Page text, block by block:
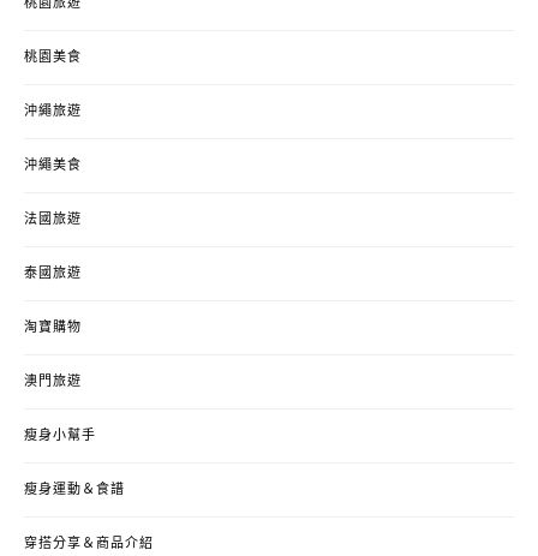
桃園旅遊
桃園美食
沖繩旅遊
沖繩美食
法國旅遊
泰國旅遊
淘寶購物
澳門旅遊
瘦身小幫手
瘦身運動＆食譜
穿搭分享＆商品介紹